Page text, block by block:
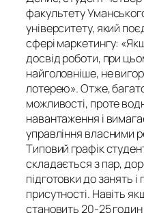
факультету
університету, який
сфері маркетингу:
досвід роботи, при
найголовніше, не
лотерею». Отже,
можливості, проте
навантаження і
управління власними
Типовий графік
складається з пар,
підготовки до занять і
присутності. Навіть
становить 20-25